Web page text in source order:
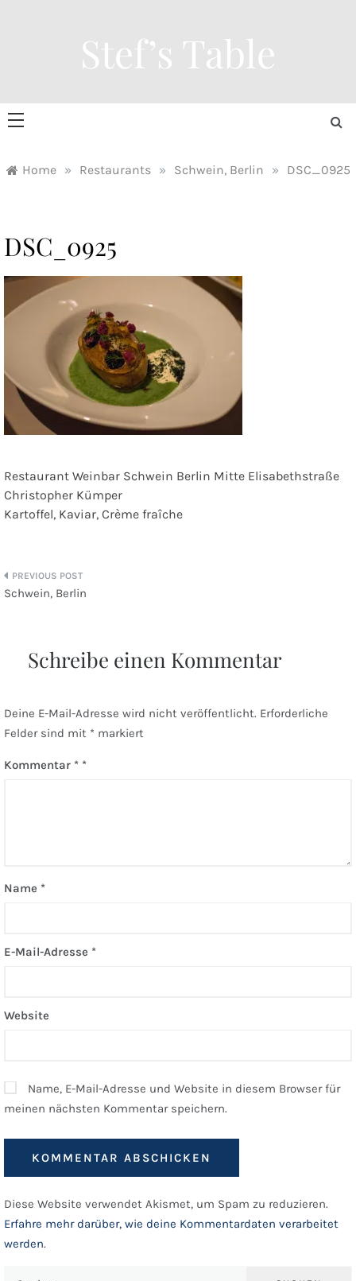
Stef’s Table
Home » Restaurants » Schwein, Berlin » DSC_0925
DSC_0925
Restaurant Weinbar Schwein Berlin Mitte Elisabethstraße
Christopher Kümper
Kartoffel, Kaviar, Crème fraîche
Beitragsnavigation
Schwein, Berlin
Schreibe einen Kommentar
Deine E-Mail-Adresse wird nicht veröffentlicht. Erforderliche
Felder sind mit * markiert
Kommentar *
Name *
E-Mail-Adresse *
Website
Name, E-Mail-Adresse und Website in diesem Browser für
meinen nächsten Kommentar speichern.
Diese Website verwendet Akismet, um Spam zu reduzieren.
Erfahre mehr darüber, wie deine Kommentardaten verarbeitet
werden.